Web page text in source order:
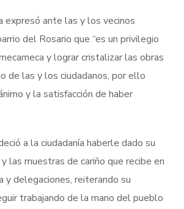
expresó ante las y los vecinos
del Rosario que “es un privilegio
y lograr cristalizar las obras
de las y los ciudadanos, por ello
y la satisfacción de haber
a la ciudadanía haberle dado su
las muestras de cariño que recibe en
y delegaciones, reiterando su
trabajando de la mano del pueblo